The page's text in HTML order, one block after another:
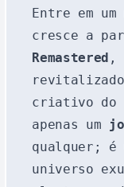
Entre em um
cresce a
Remastered ,
revitalizado
criativo do
apenas um
qualquer; é
universo